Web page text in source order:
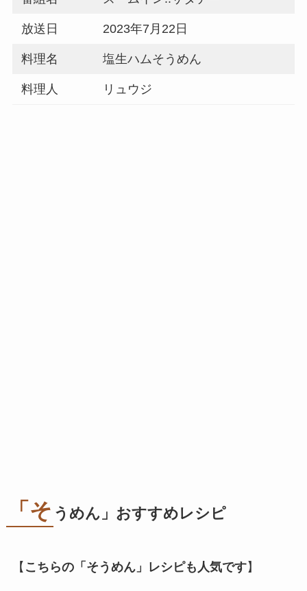
放送日 2023年7月22日
料理名 塩生ハムそうめん
料理人 リュウジ
「そ うめん」おすすめレシピ
【 こちらの「そうめん」レシピも人気です】